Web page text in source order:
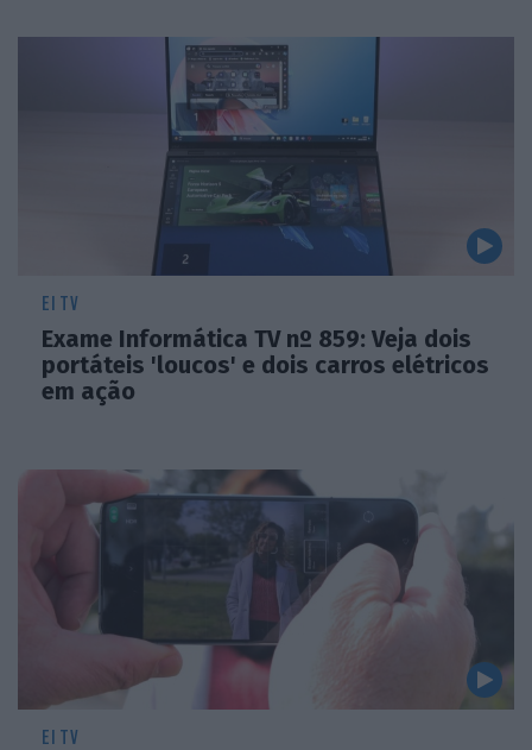
EI TV
Exame Informática TV nº 859: Veja dois
portáteis 'loucos' e dois carros elétricos
em ação
EI TV